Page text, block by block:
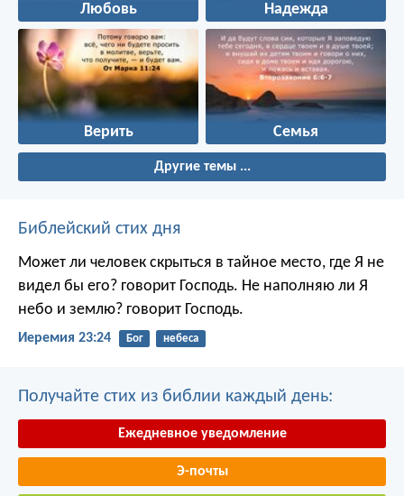
Любовь Надежда
Верить Семья
Другие темы ...
Библейский стих дня
Может ли человек скрыться в тайное место, где Я не
видел бы его? говорит Господь. Не наполняю ли Я
небо и землю? говорит Господь.
Иеремия 23:24 Бог небеса
Получайте стих из библии каждый день:
Ежедневное уведомление
Э-почты